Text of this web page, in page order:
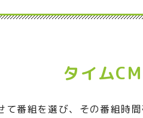
タイム
て番組を選び、その番組時